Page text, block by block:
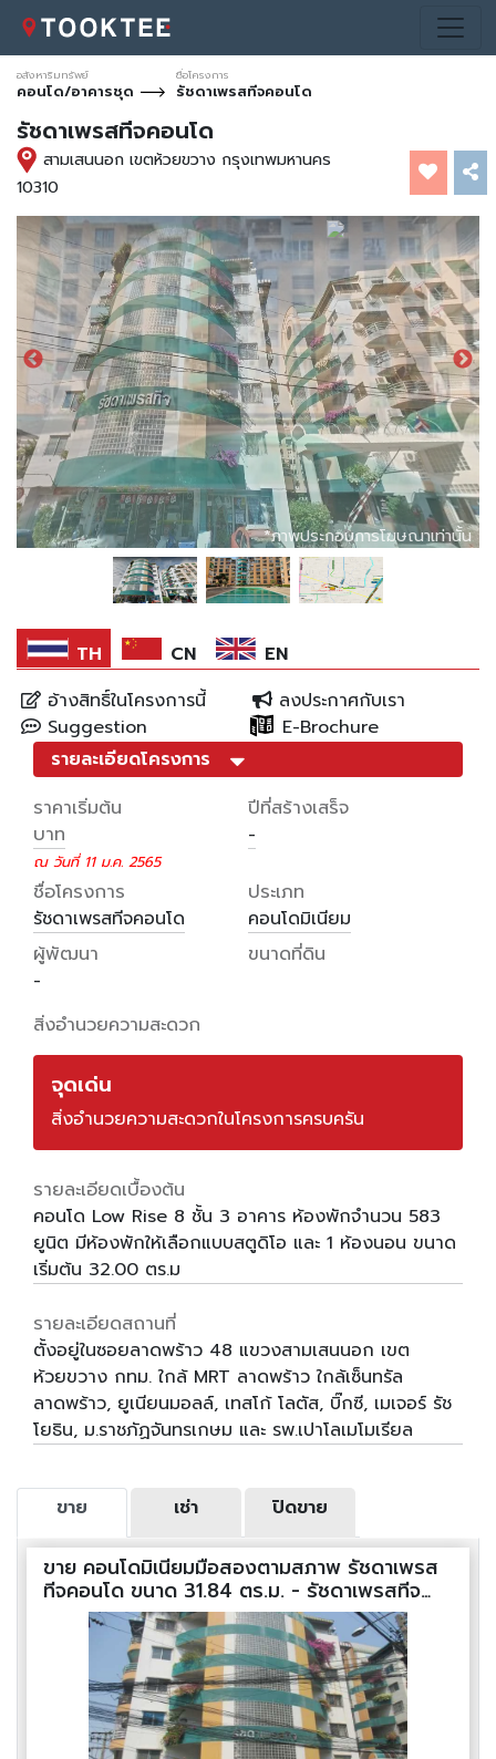
อสังหาริมทรัพย์
คอนโด/อาคารชุด
ชื่อโครงการ
รัชดาเพรสทีจคอนโด
รัชดาเพรสทีจคอนโด
สามเสนนอก เขตห้วยขวาง กรุงเทพมหานคร
10310
*ภาพประกอบการโฆษณาเท่านั้น
*ภาพประกอบการโฆษณาเท่านั้น
*ภาพประกอบการโฆษณาเท่านั้น
TH CN
EN
อ้างสิทธิ์ในโครงการนี้
ลงประกาศกับเรา
Suggestion
E-Brochure
รายละเอียดโครงการ
ราคาเริ่มต้น
บาท
ณ วันที่ 11 ม.ค. 2565
ปีที่สร้างเสร็จ
-
ชื่อโครงการ
รัชดาเพรสทีจคอนโด
ประเภท
คอนโดมิเนียม
ผู้พัฒนา
-
ขนาดที่ดิน
สิ่งอำนวยความสะดวก
จุดเด่น
สิ่งอำนวยความสะดวกในโครงการครบครัน
รายละเอียดเบื้องต้น
คอนโด Low Rise 8 ชั้น 3 อาคาร ห้องพักจำนวน 583
ยูนิต มีห้องพักให้เลือกแบบสตูดิโอ และ 1 ห้องนอน ขนาด
เริ่มต้น 32.00 ตร.ม
รายละเอียดสถานที่
ตั้งอยู่ในซอยลาดพร้าว 48 แขวงสามเสนนอก เขต
ห้วยขวาง กทม. ใกล้ MRT ลาดพร้าว ใกล้เซ็นทรัล
ลาดพร้าว, ยูเนียนมอลล์, เทสโก้ โลตัส, บิ๊กซี, เมเจอร์ รัช
โยธิน, ม.ราชภัฏจันทรเกษม และ รพ.เปาโลเมโมเรียล
ขาย เช่า ปิดขาย
ขาย คอนโดมิเนียมมือสองตามสภาพ รัชดาเพรส
ทีจคอนโด ขนาด 31.84 ตร.ม. - รัชดาเพรสทีจ
คอนโด